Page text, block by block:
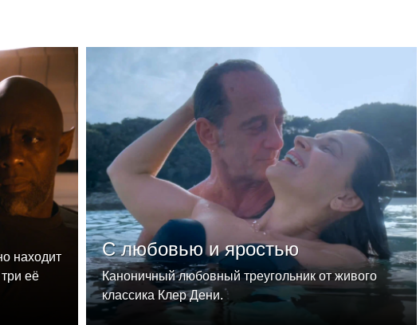
находит
её
С любовью и яростью
Каноничный любовный треугольник от живого
классика Клер Дени.